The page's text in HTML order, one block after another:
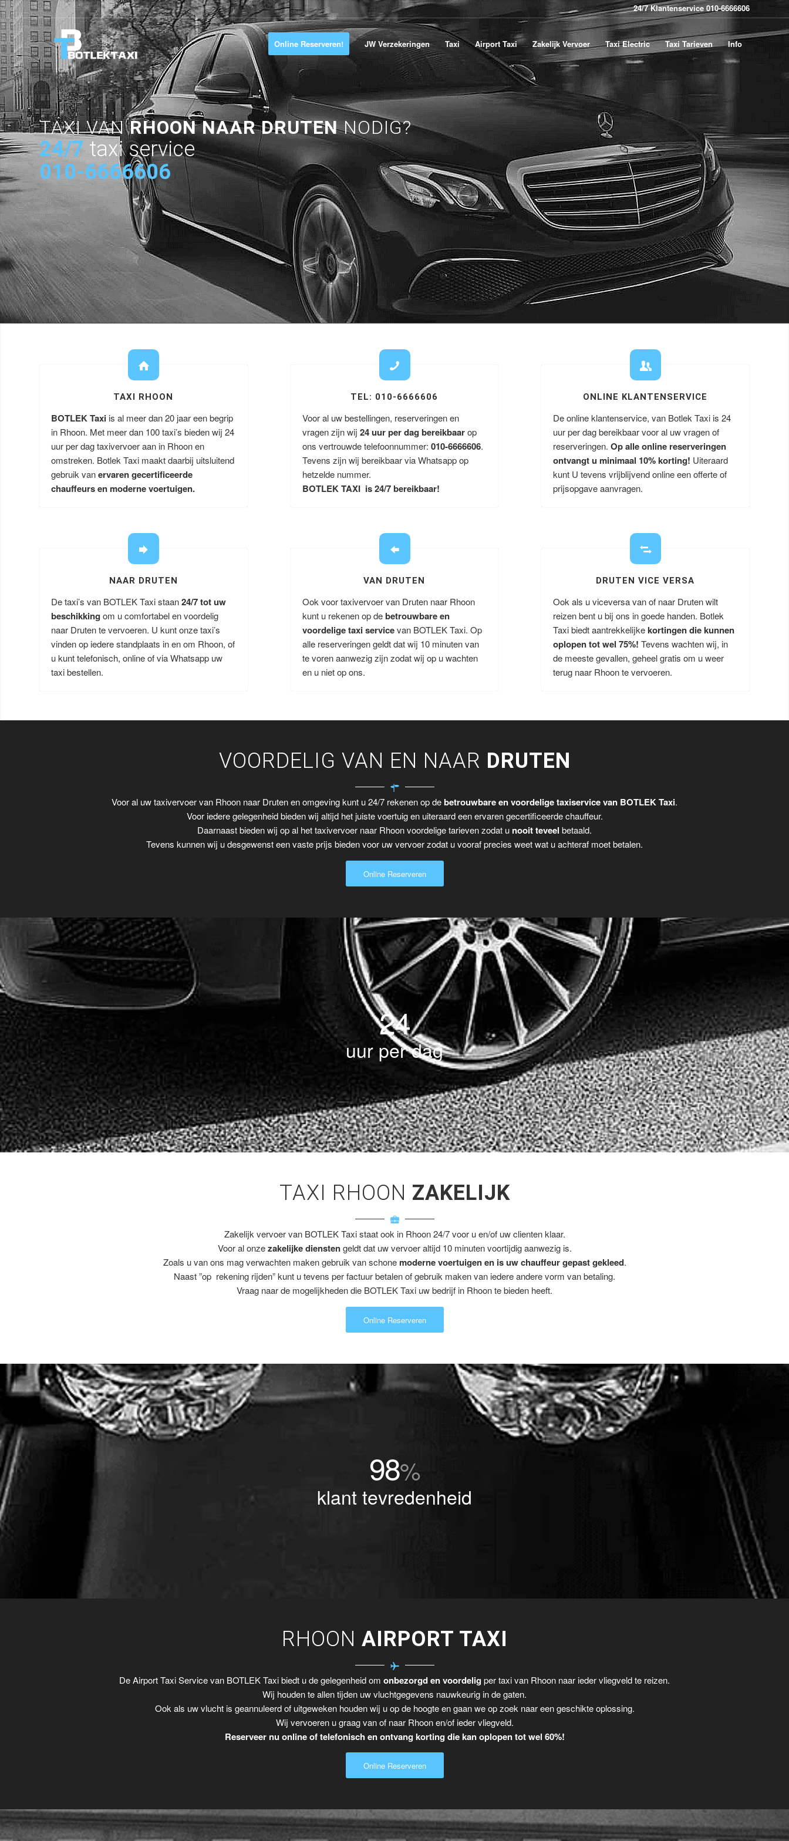
24/7 Klantenservice 010-6666606
Online Reserveren! JW Verzekeringen Taxi Airport Taxi Zakelijk Vervoer Taxi Electric Taxi Tarieven Info
TAXI VANRHOON NAAR DRUTENNODIG?
24/7 taxi service
010-6666606
TAXI RHOON
BOTLEK Taxi is al meer dan 20 jaar een begrip
in Rhoon. Met meer dan 100 taxi’s bieden wij 24
uur per dag taxivervoer aan in Rhoon en
omstreken. Botlek Taxi maakt daarbij uitsluitend
gebruik vanervaren gecertificeerde
chauffeurs en moderne voertuigen.
TEL: 010-6666606
Voor al uw bestellingen, reserveringen en
vragen zijn wij 24 uur per dag bereikbaarop
ons vertrouwde telefoonnummer: 010-6666606.
Tevens zijn wij bereikbaar via Whatsapp op
hetzelde nummer.
BOTLEK TAXI is 24/7 bereikbaar!
ONLINE KLANTENSERVICE
De online klantenservice, van Botlek Taxi is 24
uur per dag bereikbaar voor al uw vragen of
reserveringen.Op alle online reserveringen
ontvangt u minimaal 10% korting! Uiteraard
kunt U tevens vrijblijvend online een offerte of
prijsopgave aanvragen.
NAAR DRUTEN
De taxi’s van BOTLEK Taxi staan24/7 tot uw
beschikking om u comfortabel en voordelig
naar Druten te vervoeren. U kunt onze taxi’s
vinden op iedere standplaats in en om Rhoon, of
u kunt telefonisch, online of via Whatsapp uw
taxi bestellen.
VAN DRUTEN
Ook voor taxivervoer van Druten naar Rhoon
kunt u rekenen op debetrouwbare en
voordelige taxi servicevan BOTLEK Taxi. Op
alle reserveringen geldt dat wij 10 minuten van
te voren aanwezig zijn zodat wij op u wachten
en u niet op ons.
DRUTEN VICE VERSA
Ook als u viceversa van of naar Druten wilt
reizen bent u bij ons in goede handen. Botlek
Taxi biedt aantrekkelijkekortingen die kunnen
oplopen tot wel 75%!Tevens wachten wij, in
de meeste gevallen, geheel gratis om u weer
terug naar Rhoon te vervoeren.
VOORDELIG VAN EN NAAR DRUTEN
Voor al uw taxivervoer van Rhoon naar Druten en omgeving kunt u 24/7 rekenen op debetrouwbare en voordelige taxiservice van BOTLEK Taxi.
Voor iedere gelegenheid bieden wij altijd het juiste voertuig en uiteraard een ervaren gecertificeerde chauffeur.
Daarnaast bieden wij op al het taxivervoer naar Rhoon voordelige tarieven zodat u nooit teveel betaald.
Tevens kunnen wij u desgewenst een vaste prijs bieden voor uw vervoer zodat u vooraf precies weet wat u achteraf moet betalen.
Online Reserveren
24
uur per dag
TAXI RHOON ZAKELIJK
Zakelijk vervoer van BOTLEK Taxi staat ook in Rhoon 24/7 voor u en/of uw clienten klaar.
Voor al onzezakelijke dienstengeldt dat uw vervoer altijd 10 minuten voortijdig aanwezig is.
Zoals u van ons mag verwachten maken gebruik van schone moderne voertuigen en is uw chauffeur gepast gekleed.
Naast ”op rekening rijden” kunt u tevens per factuur betalen of gebruik maken van iedere andere vorm van betaling.
Vraag naar de mogelijkheden die BOTLEK Taxi uw bedrijf in Rhoon te bieden heeft.
Online Reserveren
98%
klant tevredenheid
RHOON AIRPORT TAXI
De Airport Taxi Service van BOTLEK Taxi biedt u de gelegenheid om onbezorgd en voordelig per taxi van Rhoon naar ieder vliegveld te reizen.
Wij houden te allen tijden uw vluchtgegevens nauwkeurig in de gaten.
Ook als uw vlucht is geannuleerd of uitgeweken houden wij u op de hoogte en gaan we op zoek naar een geschikte oplossing.
Wij vervoeren u graag van of naar Rhoon en/of ieder vliegveld.
Reserveer nu online of telefonisch en ontvang korting die kan oplopen tot wel 60%!
Online Reserveren